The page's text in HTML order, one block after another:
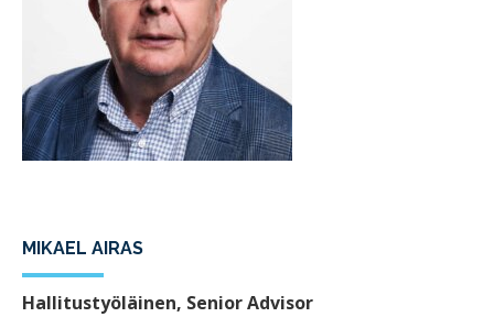
MIKAEL AIRAS
Hallitustyöläinen, Senior Advisor